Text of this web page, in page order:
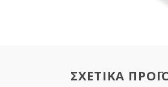
ΣΧΕΤΙΚΑ